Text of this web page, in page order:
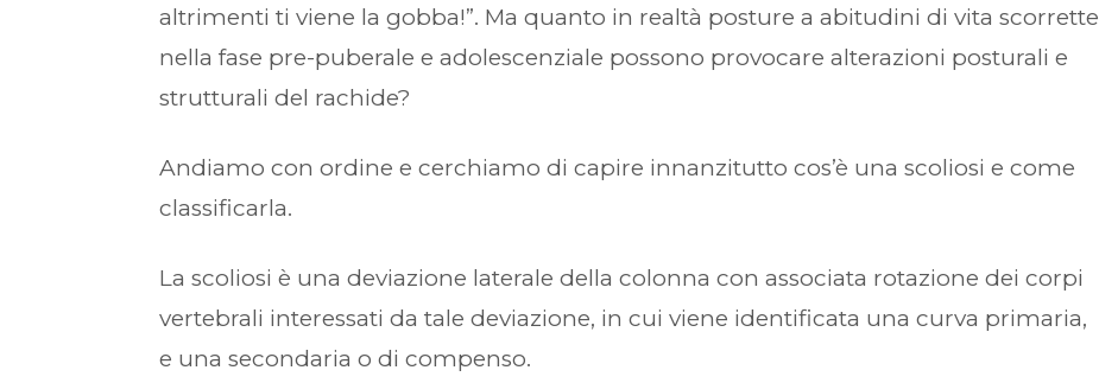
altrimenti ti viene la gobba!”. Ma quanto in realtà posture a abitudini di vita scorrette
nella fase pre-puberale e adolescenziale possono provocare alterazioni posturali e
strutturali del rachide?
Andiamo con ordine e cerchiamo di capire innanzitutto cos’è una scoliosi e come
classificarla.
La scoliosi è una deviazione laterale della colonna con associata rotazione dei corpi
vertebrali interessati da tale deviazione, in cui viene identificata una curva primaria,
e una secondaria o di compenso.